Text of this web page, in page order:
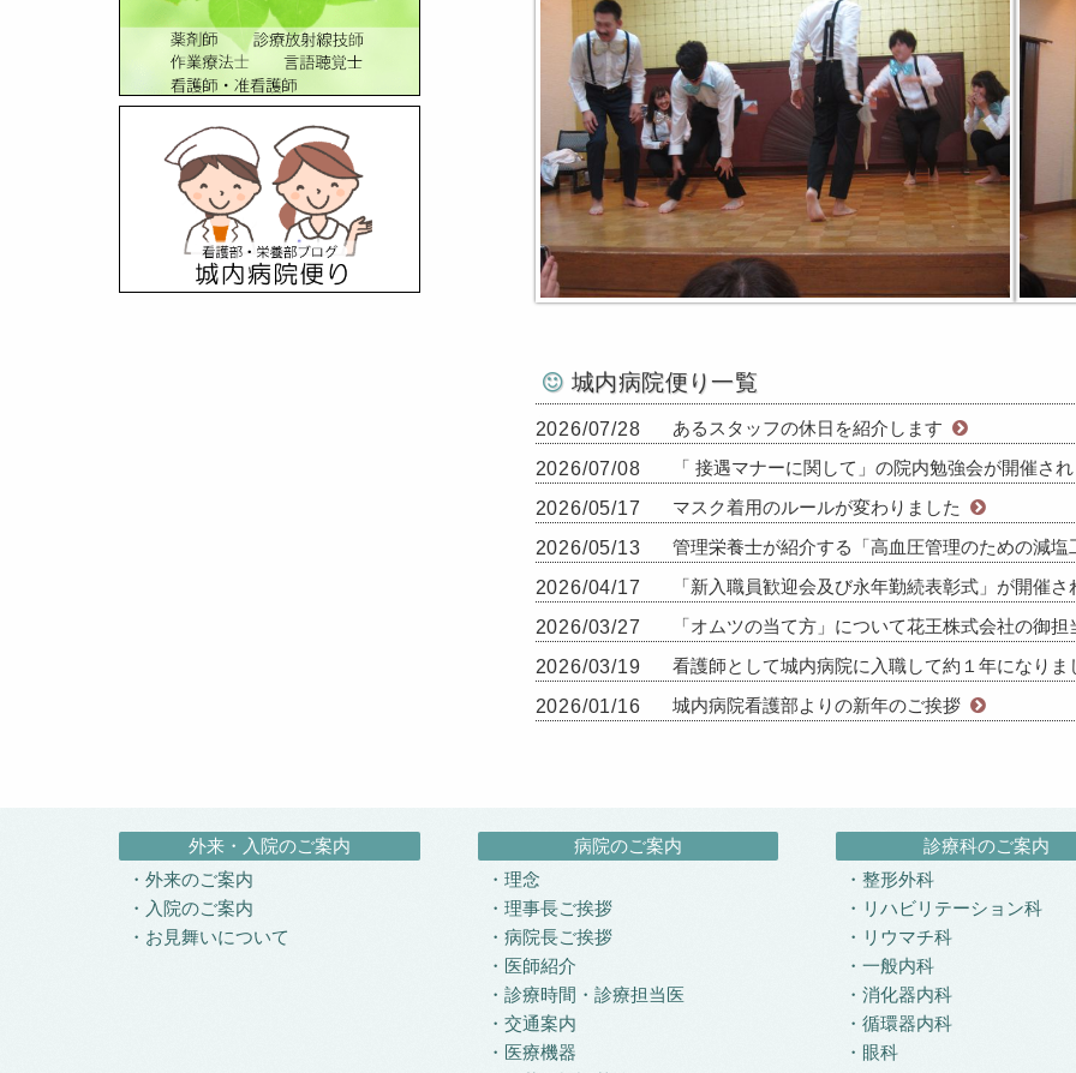
城内病院便り一覧
2026/07/28
あるスタッフの休日を紹介します
2026/07/08
「 接遇マナーに関して」の院内勉強会が開催さ
2026/05/17
マスク着用のルールが変わりました
2026/05/13
管理栄養士が紹介する「高血圧管理のための減
2026/04/17
「新入職員歓迎会及び永年勤続表彰式」が開催
2026/03/27
「オムツの当て方」について花王株式会社の御
2026/03/19
看護師として城内病院に入職して約１年になり
2026/01/16
城内病院看護部よりの新年のご挨拶
外来・入院のご案内
外来のご案内
入院のご案内
お見舞いについて
病院のご案内
理念
理事長ご挨拶
病院長ご挨拶
医師紹介
診療時間・診療担当医
交通案内
医療機器
診療科のご案内
整形外科
リハビリテーション科
リウマチ科
一般内科
消化器内科
循環器内科
眼科